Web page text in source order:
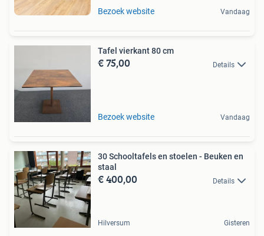
Bezoek website Vandaag
Tafel vierkant 80 cm
€ 75,00 Details
Bezoek website Vandaag
30 Schooltafels en stoelen - Beuken en
staal
€ 400,00 Details
Hilversum Gisteren